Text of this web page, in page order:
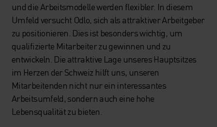
und die Arbeitsmodelle werden flexibler. In diesem
Umfeld versucht Odlo, sich als attraktiver Arbeitgeber
zu positionieren. Dies ist besonders wichtig, um
qualifizierte Mitarbeiter zu gewinnen und zu
entwickeln. Die attraktive Lage unseres Hauptsitzes
im Herzen der Schweiz hilft uns, unseren
Mitarbeitenden nicht nur ein interessantes
Arbeitsumfeld, sondern auch eine hohe
Lebensqualität zu bieten.